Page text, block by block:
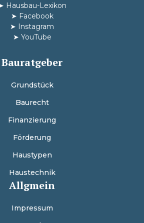
Hausbau-Lexikon
➤ Facebook
➤ Instagram
➤ YouTube
Bauratgeber
Grundstück
Baurecht
Finanzierung
Förderung
Haustypen
Haustechnik
Allgmein
Impressum